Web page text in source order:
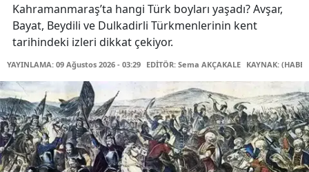
Kahramanmaraş’ta hangi Türk boyları yaşadı? Avşar,
Bayat, Beydili ve Dulkadirli Türkmenlerinin kent
tarihindeki izleri dikkat çekiyor.
YAYINLAMA: 09 Ağustos 2026 - 03:29 EDİTÖR: Sema AKÇAKALE KAYNAK: